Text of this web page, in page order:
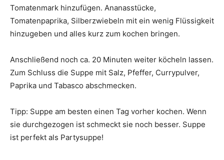
Tomatenmark hinzufügen. Ananasstücke,
Tomatenpaprika, Silberzwiebeln mit ein wenig Flüssigkeit
hinzugeben und alles kurz zum kochen bringen.
Anschließend noch ca. 20 Minuten weiter köcheln lassen.
Zum Schluss die Suppe mit Salz, Pfeffer, Currypulver,
Paprika und Tabasco abschmecken.
Tipp: Suppe am besten einen Tag vorher kochen. Wenn
sie durchgezogen ist schmeckt sie noch besser. Suppe
ist perfekt als Partysuppe!